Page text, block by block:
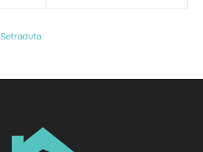
Setraduta
Back